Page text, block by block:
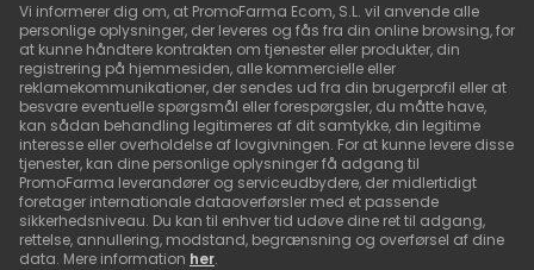
Vi informerer dig om, at PromoFarma Ecom, S.L. vil anvende alle
personlige oplysninger, der leveres og fås fra din online browsing, for
at kunne håndtere kontrakten om tjenester eller produkter, din
registrering på hjemmesiden, alle kommercielle eller
reklamekommunikationer, der sendes ud fra din brugerprofil eller at
besvare eventuelle spørgsmål eller forespørgsler, du måtte have,
kan sådan behandling legitimeres af dit samtykke, din legitime
interesse eller overholdelse af lovgivningen. For at kunne levere disse
tjenester, kan dine personlige oplysninger få adgang til
PromoFarma leverandører og serviceudbydere, der midlertidigt
foretager internationale dataoverførsler med et passende
sikkerhedsniveau. Du kan til enhver tid udøve dine ret til adgang,
rettelse, annullering, modstand, begrænsning og overførsel af dine
data. Mere information her.